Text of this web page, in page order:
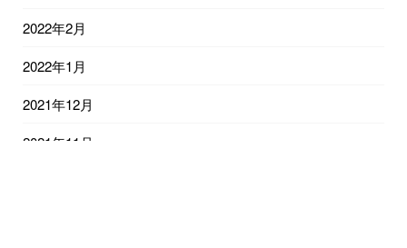
2022年2月
2022年1月
2021年12月
2021年11月